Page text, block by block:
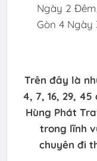
Ngày 2
Gòn 4 Ngày
Trên đây là
4, 7, 16, 29,
Hùng Phát
trong lĩnh
chuyên đi